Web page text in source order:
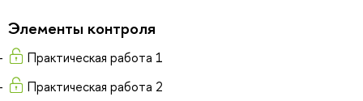
Элементы контроля
Практическая работа 1
Практическая работа 2